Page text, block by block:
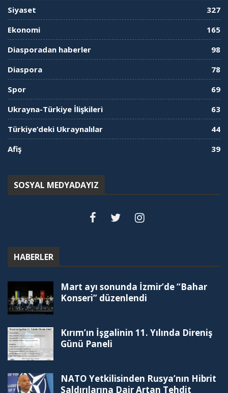
Siyaset
327
Ekonomi
165
Diasporadan haberler
98
Diaspora
78
Spor
69
Ukrayna-Türkiye İlişkileri
63
Türkiye’deki Ukraynalılar
44
Afiş
39
SOSYAL MEDYADAYIZ
HABERLER
Mart ayı sonunda İzmir’de “Bahar
Konseri” düzenlendi
Kırım’ın İşgalinin 11. Yılında Direniş
Günü Paneli
NATO Yetkilisinden Rusya’nın Hibrit
Saldırılarına Dair Artan Tehdit